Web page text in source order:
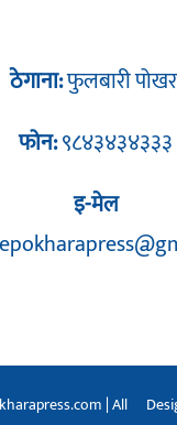
ठेगाना:फुलबारी
फोन:९८४३४३४३३३
इ-मेल
| All